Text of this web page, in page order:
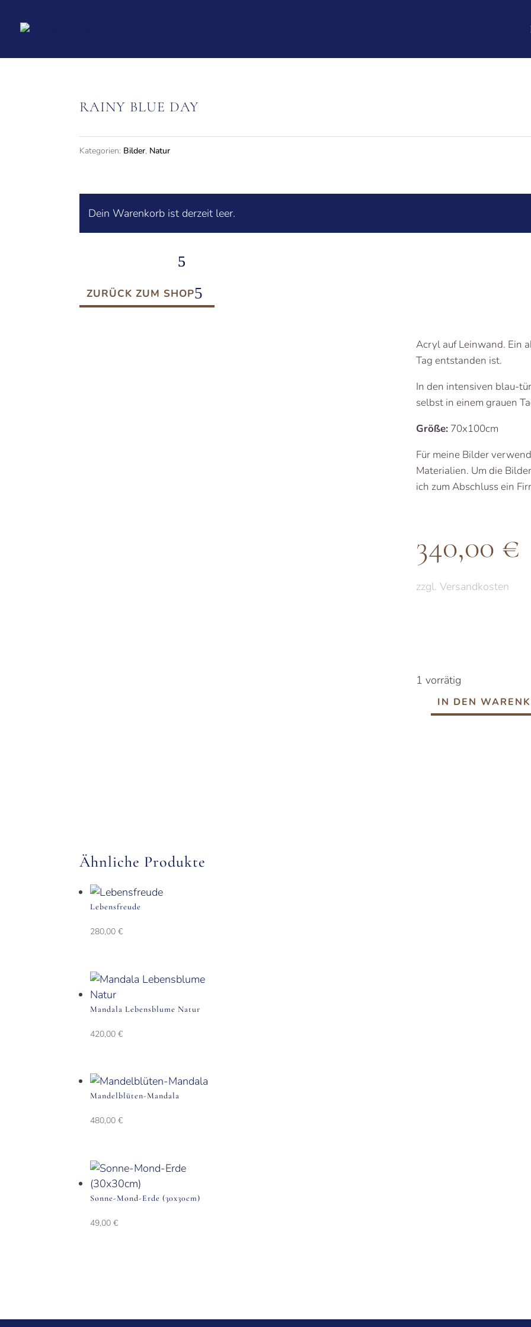
RAINY BLUE DAY
Kategorien: Bilder, Natur
Dein Warenkorb ist derzeit leer.
ZURÜCK ZUM SHOP
Acryl auf Leinwand. Ein
Tag entstanden ist.
In den intensiven blau-
selbst in einem grauen
Größe:70x100cm
Für meine Bilder
Materialien. Um die
ich zum Abschluss ein
340,00 €
zzgl. Versandkosten
1 vorrätig
Rainy
IN DEN
Ähnliche Produkte
Lebensfreude
280,00€
Mandala Lebensblume Natur
420,00€
Mandelblüten-Mandala
480,00€
Sonne-Mond-Erde (30x30cm)
49,00€